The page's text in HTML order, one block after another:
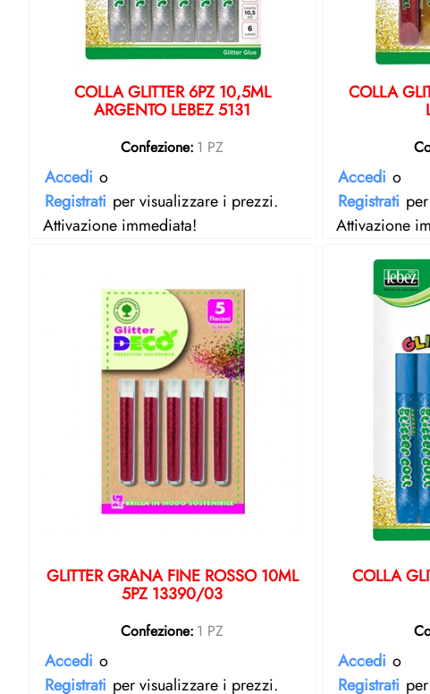
COLLA GLITTER 6PZ 10,5ML
ARGENTO LEBEZ 5131
Confezione: 1 PZ
Accedi o
Registrati per visualizzare i prezzi.
Attivazione immediata!
COLLA
Accedi o
Registrati
Attivazione
GLITTER GRANA FINE ROSSO 10ML
5PZ 13390/03
Confezione: 1 PZ
Accedi o
Registrati per visualizzare i prezzi.
COLLA
Accedi o
Registrati